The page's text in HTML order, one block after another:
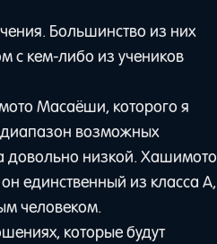
Большинство из них
с кем-либо из учеников
Масаёши, которого я
диапазон возможных
довольно низкой. Хашимото
единственный из класса A,
человеком.
которые будут